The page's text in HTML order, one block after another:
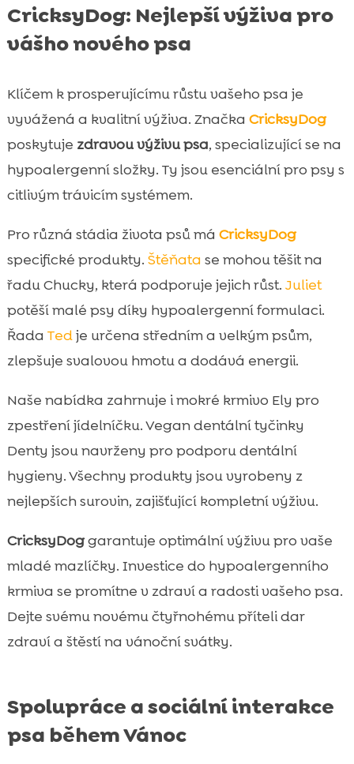
CricksyDog: Nejlepší výživa pro
vášho nového psa
Klíčem k prosperujícímu růstu vašeho psa je
vyvážená a kvalitní výživa. Značka CricksyDog
poskytuje zdravou výživu psa, specializující se na
hypoalergenní složky. Ty jsou esenciální pro psy s
citlivým trávicím systémem.
Pro různá stádia života psů má CricksyDog
specifické produkty. Štěňata se mohou těšit na
řadu Chucky, která podporuje jejich růst. Juliet
potěší malé psy díky hypoalergenní formulaci.
Řada Tedje určena středním a velkým psům,
zlepšuje svalovou hmotu a dodává energii.
Naše nabídka zahrnuje i mokré krmivo Ely pro
zpestření jídelníčku. Vegan dentální tyčinky
Denty jsou navrženy pro podporu dentální
hygieny. Všechny produkty jsou vyrobeny z
nejlepších surovin, zajišťující kompletní výživu.
CricksyDoggarantuje optimální výživu pro vaše
mladé mazlíčky. Investice do hypoalergenního
krmiva se promítne v zdraví a radosti vašeho psa.
Dejte svému novému čtyřnohému příteli dar
zdraví a štěstí na vánoční svátky.
Spolupráce a sociální interakce
psa během Vánoc